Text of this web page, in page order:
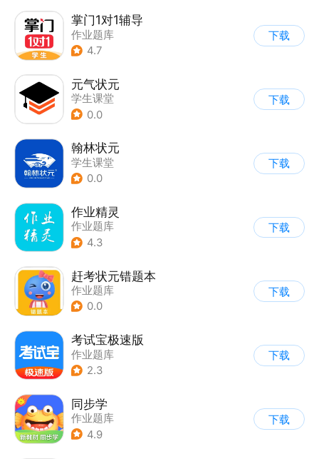
掌门1对1辅导
作业题库
4.7
下载
元气状元
学生课堂
0.0
下载
翰林状元
学生课堂
0.0
下载
作业精灵
作业题库
4.3
下载
赶考状元错题本
作业题库
0.0
下载
考试宝极速版
作业题库
2.3
下载
同步学
作业题库
4.9
下载